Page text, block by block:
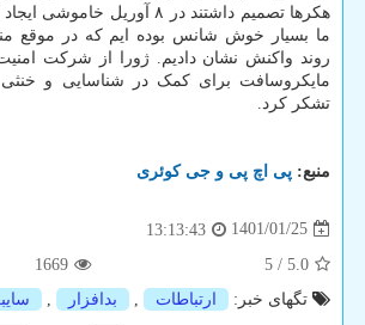
هکرها تصمیم داشتند در ۸ آوریل
ما بسیار خوش شانس بوده ایم که در موقع
مایکروسافت برای کمک در شناسایی و
تشکر کرد.
منبع: پی اچ پی و جی كوئری
1401/01/25
13:13:43
5.0
/
5
1669
تگهای خبر:
ارتباطات , بدافزار ,